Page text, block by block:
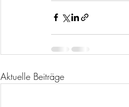
Aktuelle Beiträge